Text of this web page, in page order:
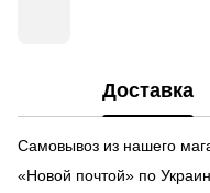
Доставка
Самовывоз из нашего
«Новой почтой» по